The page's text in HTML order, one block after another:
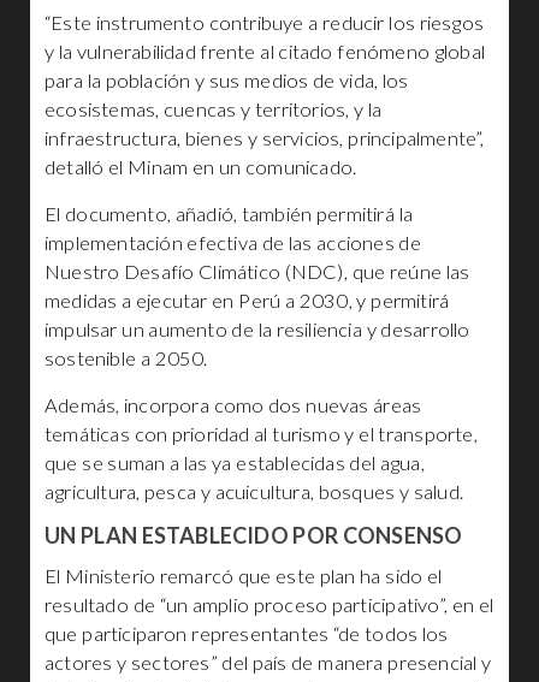
“Este instrumento contribuye a reducir los riesgos
y la vulnerabilidad frente al citado fenómeno global
para la población y sus medios de vida, los
ecosistemas, cuencas y territorios, y la
infraestructura, bienes y servicios, principalmente”,
detalló el Minam en un comunicado.
El documento, añadió, también permitirá la
implementación efectiva de las acciones de
Nuestro Desafío Climático (NDC), que reúne las
medidas a ejecutar en Perú a 2030, y permitirá
impulsar un aumento de la resiliencia y desarrollo
sostenible a 2050.
Además, incorpora como dos nuevas áreas
temáticas con prioridad al turismo y el transporte,
que se suman a las ya establecidas del agua,
agricultura, pesca y acuicultura, bosques y salud.
UN PLAN ESTABLECIDO POR CONSENSO
El Ministerio remarcó que este plan ha sido el
resultado de “un amplio proceso participativo”, en el
que participaron representantes “de todos los
actores y sectores” del país de manera presencial y